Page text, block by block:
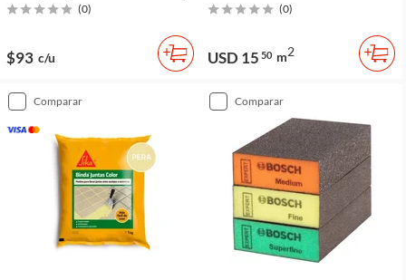
(0)
$93 c/u
(0)
USD 15 50 m2
comparar comparar